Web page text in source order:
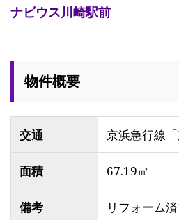
ナビウス川崎駅前
物件概要
交通 京浜急行線
面積 67.19㎡
備考 リフォーム